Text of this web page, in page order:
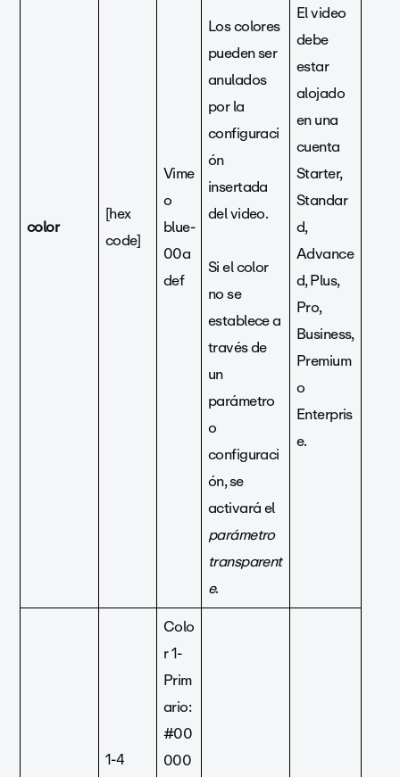
color
[hex
code]
Vime
o
blue-
00a
def
Los colores
pueden ser
anulados
por la
configuraci
ón
insertada
del video.
Si el color
no se
establece a
través de
un
parámetro
o
configuraci
ón, se
activará el
parámetro
transparent
e.
El video
debe
estar
alojado
en una
cuenta
Starter,
Standar
d,
Advance
d, Plus,
Pro,
Business,
Premium
o
Enterpris
e.
1-4
Colo
r 1-
Prim
ario:
#00
000